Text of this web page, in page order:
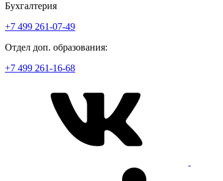
Бухгалтерия
+7 499 261-07-49
Отдел доп. образования:
+7 499 261-16-68